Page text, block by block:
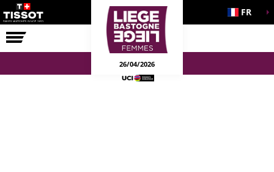
COURSE FR
26/04/2026